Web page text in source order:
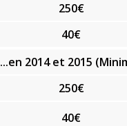
250€
40€
...en 2014 et 2015
250€
40€